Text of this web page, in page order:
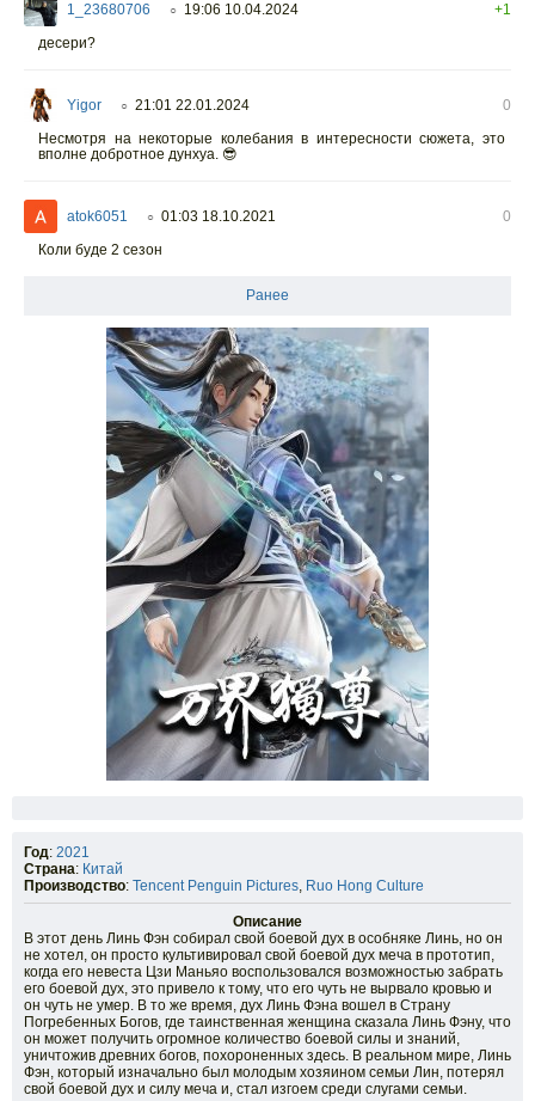
1_23680706 ○ 19:06 10.04.2024
+1
десери?
Yigor ○ 21:01 22.01.2024
0
Несмотря на некоторые колебания в интересности сюжета, это
вполне добротное дунхуа. 😎
atok6051 ○ 01:03 18.10.2021
0
Коли буде 2 сезон
Ранее
Год: 2021
Страна: Китай
Производство: Tencent Penguin Pictures, Ruo Hong Culture
Описание
В этот день Линь Фэн собирал свой боевой дух в особняке Линь, но он
не хотел, он просто культивировал свой боевой дух меча в прототип,
когда его невеста Цзи Маньяо воспользовался возможностью забрать
его боевой дух, это привело к тому, что его чуть не вырвало кровью и
он чуть не умер. В то же время, дух Линь Фэна вошел в Страну
Погребенных Богов, где таинственная женщина сказала Линь Фэну, что
он может получить огромное количество боевой силы и знаний,
уничтожив древних богов, похороненных здесь. В реальном мире, Линь
Фэн, который изначально был молодым хозяином семьи Лин, потерял
свой боевой дух и силу меча и, стал изгоем среди слугами семьи.